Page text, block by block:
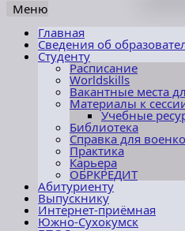
Меню
Перейти
содержимому
Главная
Сведения об
Студенту
Расписание
Worldskills
Вакантные места
Материалы к
Учебные
Библиотека
Справка для
Практика
Карьера
ОБРКРЕДИТ
Абитуриенту
Выпускнику
Интернет-приёмная
Южно-Сухокумск